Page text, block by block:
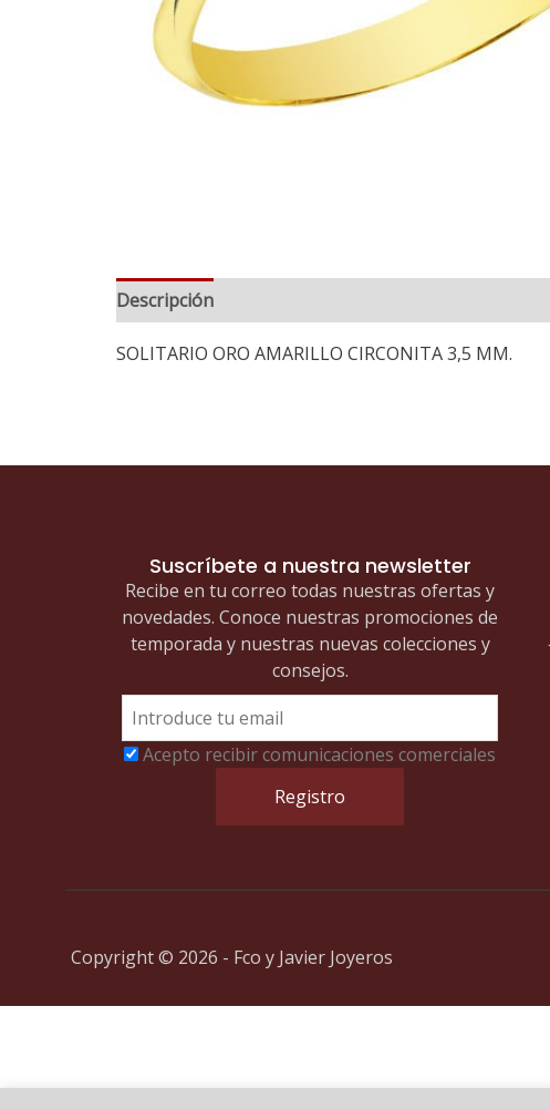
Descripción
SOLITARIO ORO AMARILLO CIRCONITA 3,5 MM.
Suscríbete a nuestra newsletter
Recibe en tu correo todas nuestras ofertas y
novedades. Conoce nuestras promociones de
temporada y nuestras nuevas colecciones y
consejos.
Acepto recibir comunicaciones comerciales
Copyright © 2026 - Fco y Javier Joyeros